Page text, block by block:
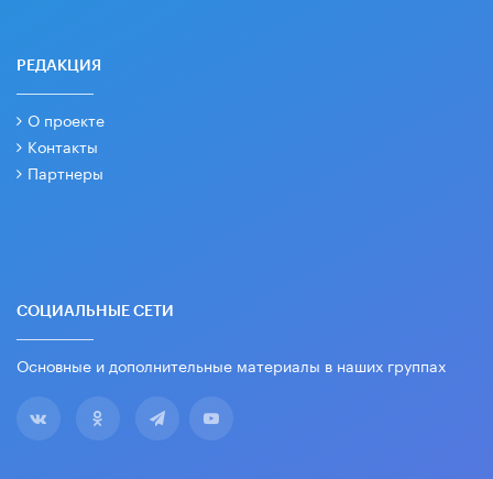
РЕДАКЦИЯ
О проекте
Контакты
Партнеры
СОЦИАЛЬНЫЕ СЕТИ
Основные и дополнительные материалы в наших группах